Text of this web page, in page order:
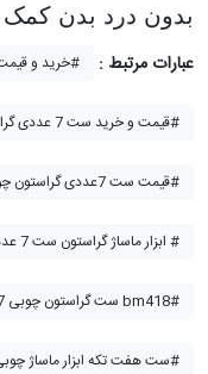
بدون درد بدن
عبارات مرتبط : خرید و قیمت گراستون چوبی 7 تکه - ترب#
قیمت و خرید ست 7 عددی گراستون چوبی - میلان طب#
قیمت ست 7عددی گراستون چوبی#
ابزار ماساژ گراستون ست 7 عددی شماره 1 #
ست گراستون چوبی 7 تکه با چوب گردو اعلاء bm418#
ست هفت تکه ابزار ماساژ چوبی گراستون#